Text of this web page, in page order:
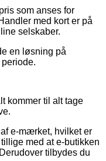
som anses for
med kort er på
selskaber.
en løsning på
kommer til alt tage
e-mærket, hvilket er
med at e-butikken
tilbydes du